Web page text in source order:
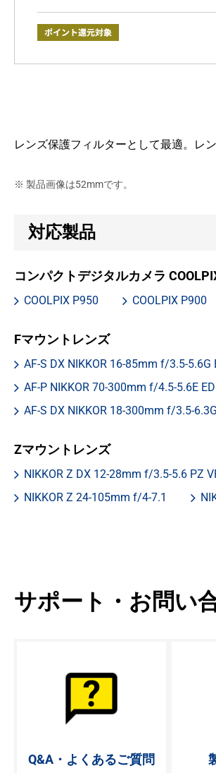
レンズ保護フィルターとして最適。レ
※ 製品画像は52mmです。
対応製品
コンパクトデジタルカメラ
COOLPIX P950 COOLPIX P900
Fマウントレンズ
AF-S DX NIKKOR 16-85mm f/3.5-5.6G
AF-P NIKKOR 70-300mm f/4.5-5.6E
AF-S DX NIKKOR 18-300mm f/3.5-
Zマウントレンズ
NIKKOR Z DX 12-28mm f/3.5-5.6 PZ
NIKKOR Z 24-105mm f/4-7.1
サポート・お問い
Q&A・よく あるご質問